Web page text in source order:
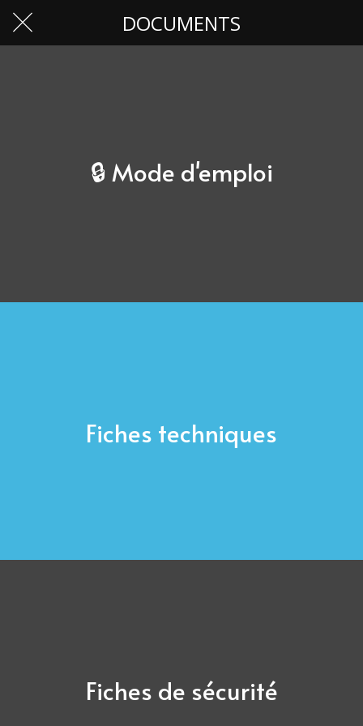
DOCUMENTS
🔒 Mode d'emploi
Fiches techniques
Fiches de sécurité